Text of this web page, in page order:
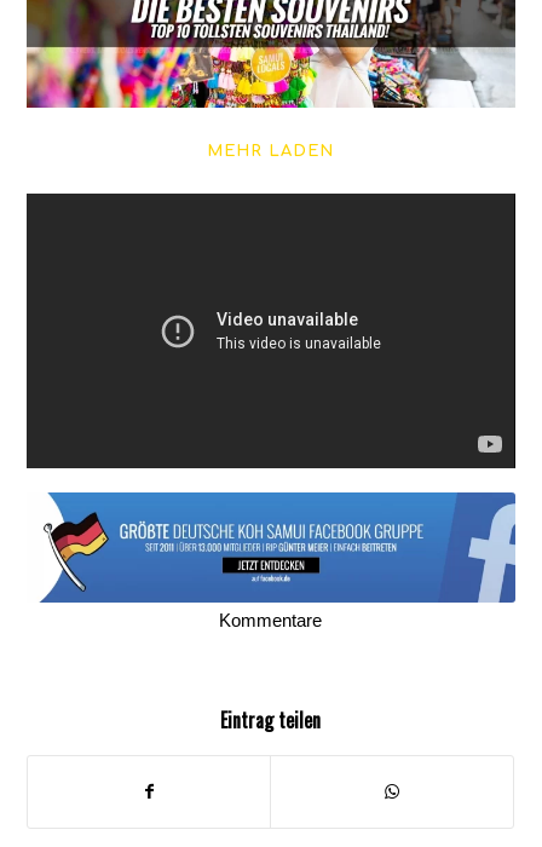
MEHR LADEN
Kommentare
Eintrag teilen